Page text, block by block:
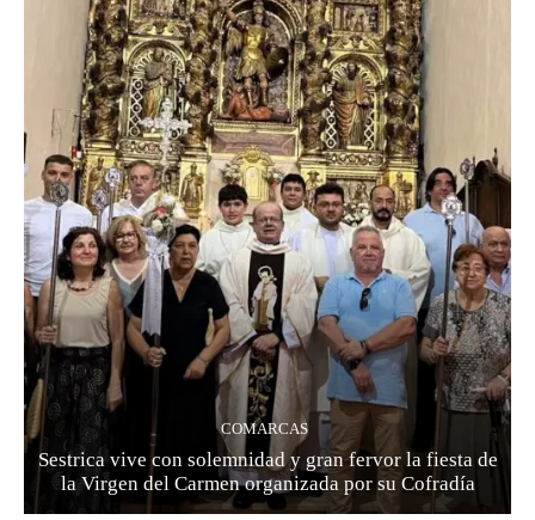
COMARCAS
Sestrica vive con solemnidad y gran fervor la fiesta de
la Virgen del Carmen organizada por su Cofradía